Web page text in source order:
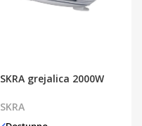
grejalica 2000W